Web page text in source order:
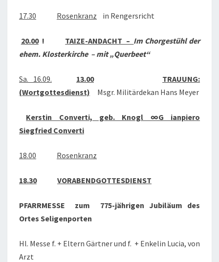
17.30 Rosenkranz in Rengersricht
20.00! TAIZE-ANDACHT – Im Chorgestühl der
ehem. Klosterkirche – mit „Querbeet“
Sa. 16.09. 13.00
TRAUUNG:
(Wortgottesdienst) Msgr. Militärdekan Hans Meyer
Kerstin Converti, geb. Knogl ∞G ianpiero
Siegfried Converti
18.00 Rosenkranz
18.30 VORABENDGOTTESDIENST
PFARRMESSE zum 775-jährigen Jubiläum des
Ortes Seligenporten
Hl. Messe f. + Eltern Gärtner und f. + Enkelin Lucia, von
Arzt